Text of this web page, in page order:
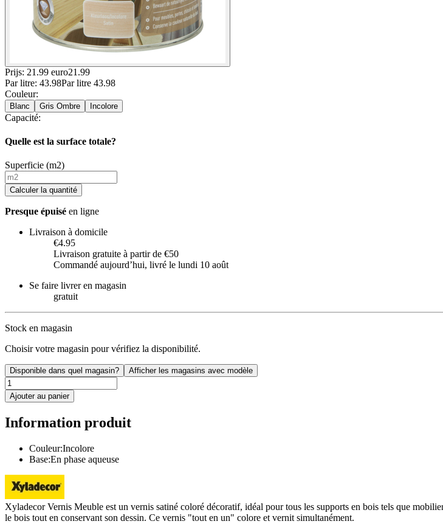
Prijs: 21.99 euro21 .99
Par litre: 43.98Par litre 43.98
Couleur:
Blanc Gris Ombre Incolore
Capacité:
Quelle est la surface totale?
Superficie (m2)
Calculer la quantité
Presque épuisé en ligne
Livraison à domicile
€4.95
Livraison gratuite à partir de €50
Commandé aujourdʼhui, livré le lundi 10 août
Se faire livrer en magasin
gratuit
Stock en magasin
Choisir votre magasin pour vérifiez la disponibilité.
Disponible dans quel magasin? Afficher les magasins avec modèle
Ajouter au panier
Information produit
Couleur:Incolore
Base:En phase aqueuse
Xyladecor Vernis Meuble est un vernis satiné coloré décoratif, idéal pour tous les supports en bois tels que
le bois tout en conservant son dessin. Ce vernis "tout en un" colore et vernit simultanément.